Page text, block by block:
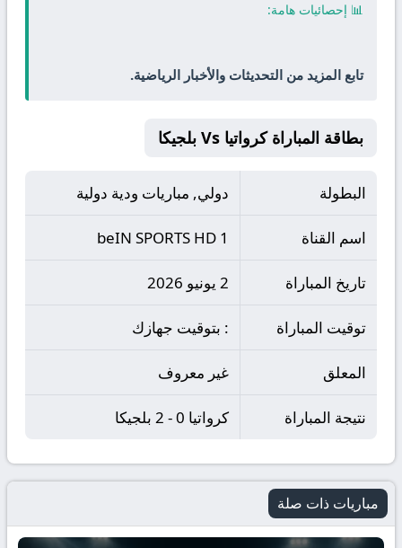
📊 إحصائيات هامة:
تابع المزيد من التحديثات والأخبار الرياضية.
بطاقة المباراة كرواتيا Vs بلجيكا
البطولة دولي, مباريات ودية دولية
اسم القناة beIN SPORTS HD 1
تاريخ المباراة 2 يونيو 2026
توقيت المباراة : بتوقيت جهازك
المعلق غير معروف
نتيجة المباراة كرواتيا 0 - 2 بلجيكا
مباريات ذات صلة